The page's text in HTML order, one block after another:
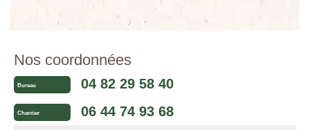
Nos coordonnées
Bureau 04 82 29 58 40
Chantier 06 44 74 93 68